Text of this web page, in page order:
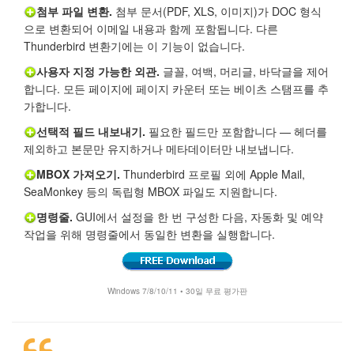
첨부 파일 변환. 첨부 문서(PDF, XLS, 이미지)가 DOC 형식
으로 변환되어 이메일 내용과 함께 포함됩니다. 다른
Thunderbird 변환기에는 이 기능이 없습니다.
사용자 지정 가능한 외관. 글꼴, 여백, 머리글, 바닥글을 제어
합니다. 모든 페이지에 페이지 카운터 또는 베이츠 스탬프를 추
가합니다.
선택적 필드 내보내기. 필요한 필드만 포함합니다 — 헤더를
제외하고 본문만 유지하거나 메타데이터만 내보냅니다.
MBOX 가져오기. Thunderbird 프로필 외에 Apple Mail,
SeaMonkey 등의 독립형 MBOX 파일도 지원합니다.
명령줄. GUI에서 설정을 한 번 구성한 다음, 자동화 및 예약
작업을 위해 명령줄에서 동일한 변환을 실행합니다.
Windows 7/8/10/11 • 30일 무료 평가판